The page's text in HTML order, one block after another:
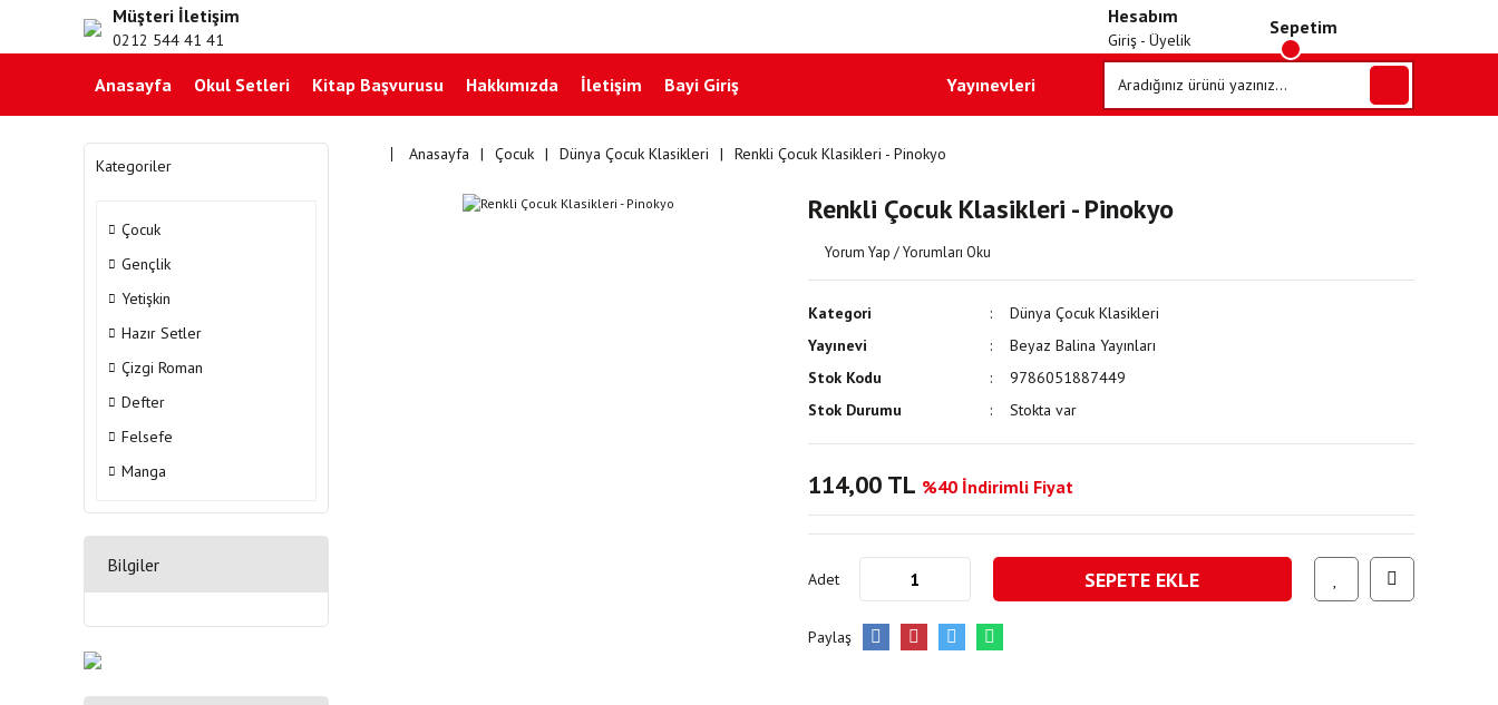
Müşteri İletişim
0212 544 41 41
Hesabım
Giriş - Üyelik
Sepetim
Anasayfa Okul Setleri Kitap Başvurusu Hakkımızda İletişim Bayi Giriş Yayınevleri
Kategoriler
Çocuk
Gençlik
Yetişkin
Hazır Setler
Çizgi Roman
Defter
Felsefe
Manga
Bilgiler
Anasayfa Çocuk Dünya Çocuk Klasikleri Renkli Çocuk Klasikleri - Pinokyo
Renkli Çocuk Klasikleri - Pinokyo
Yorum Yap / Yorumları Oku
Kategori
Dünya Çocuk Klasikleri
Yayınevi
Beyaz Balina Yayınları
Stok Kodu
9786051887449
Stok Durumu
Stokta var
114,00 TL %40 İndirimli Fiyat
Adet SEPETE EKLE
Paylaş